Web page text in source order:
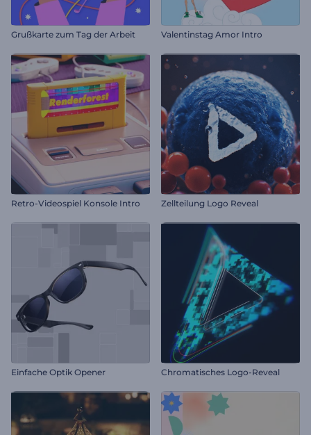
Grußkarte zum Tag der Arbeit Valentinstag Amor Intro
Retro-Videospiel Konsole Intro Zellteilung Logo Reveal
Einfache Optik Opener Chromatisches Logo-Reveal